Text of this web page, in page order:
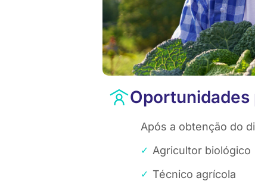
Após a obtenção do
Agricultor biológico
Técnico agrícola